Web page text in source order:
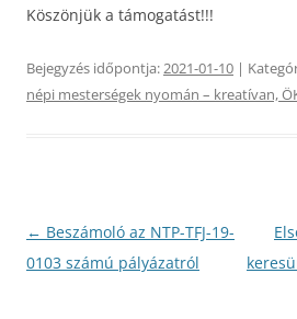
Köszönjük a támogatást!!!
Bejegyzés időpontja:2021-01-10 |
népi mesterségek nyomán – kreatívan,
Bejegyzés
navigáció
← Beszámoló az NTP-TFJ-19-
0103 számú pályázatról